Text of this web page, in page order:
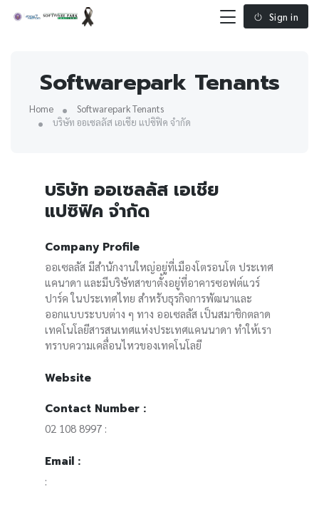
Sign in
Softwarepark Tenants
Home
Softwarepark Tenants
บริษัท ออเซลลัส เอเชีย แปซิฟิค จำกัด
บริษัท ออเซลลัส เอเชีย
แปซิฟิค จำกัด
Company Profile
ออเซลลัส มีสำนักงานใหญ่อยู่ที่เมืองโตรอนโต ประเทศ
แคนาดา และมีบริษัทสาขาตั้งอยู่ที่อาคารซอฟต์แวร์
ปาร์ค ในประเทศไทย สำหรับธุรกิจการพัฒนาและ
ออกแบบระบบต่าง ๆ ทาง ออเซลลัส เป็นสมาชิกตลาด
เทคโนโลยีสารสนเทศแห่งประเทศแคนนาดา ทำให้เรา
ทราบความเคลื่อนไหวของเทคโนโลยี
Website
Contact Number :
02 108 8997 :
Email :
: